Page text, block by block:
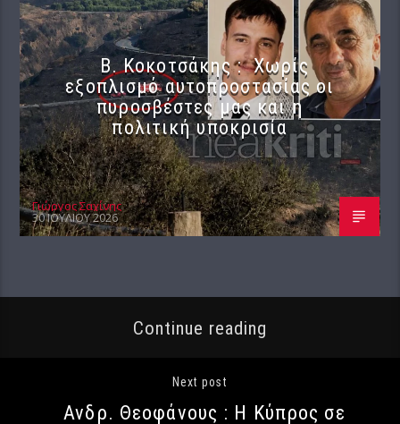
Β. Κοκοτσάκης : Χωρίς
εξοπλισμό αυτοπροστασίας οι
πυροσβέστες μας και η
πολιτική υποκρισία
Γιώργος Σαχίνης
30 ΙΟΥΛΊΟΥ 2026
Continue reading
Next post
Ανδρ. Θεοφάνους : Η Κύπρος σε